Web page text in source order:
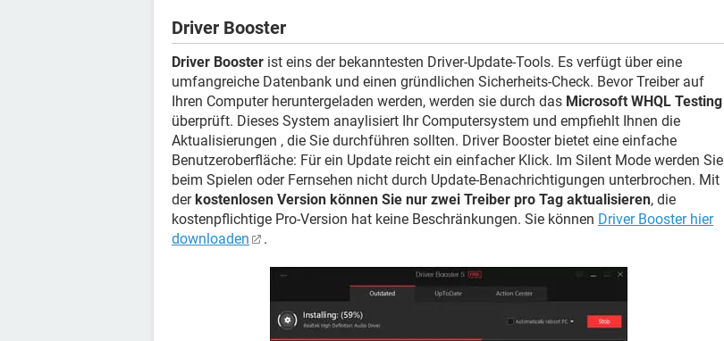
Driver Booster
Driver Booster ist eins der bekanntesten Driver-Update-Tools. Es verfügt über eine
umfangreiche Datenbank und einen gründlichen Sicherheits-Check. Bevor Treiber auf
Ihren Computer heruntergeladen werden, werden sie durch das Microsoft WHQL Testing
überprüft. Dieses System anaylisiert Ihr Computersystem und empfiehlt Ihnen die
Aktualisierungen , die Sie durchführen sollten. Driver Booster bietet eine einfache
Benutzeroberfläche: Für ein Update reicht ein einfacher Klick. Im Silent Mode werden Sie
beim Spielen oder Fernsehen nicht durch Update-Benachrichtigungen unterbrochen. Mit
derkostenlosen Version können Sie nur zwei Treiber pro Tag aktualisieren, die
kostenpflichtige Pro-Version hat keine Beschränkungen. Sie können Driver Booster hier
downloaden
.